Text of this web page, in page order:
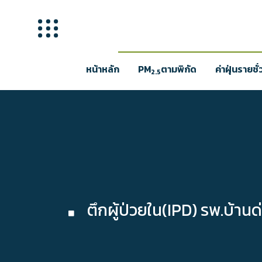
หน้าหลัก PM2.5ตามพิกัด ค่าฝุ่นรายชั่
ตึกผู้ป่วยใน(IPD) รพ.บ้าน